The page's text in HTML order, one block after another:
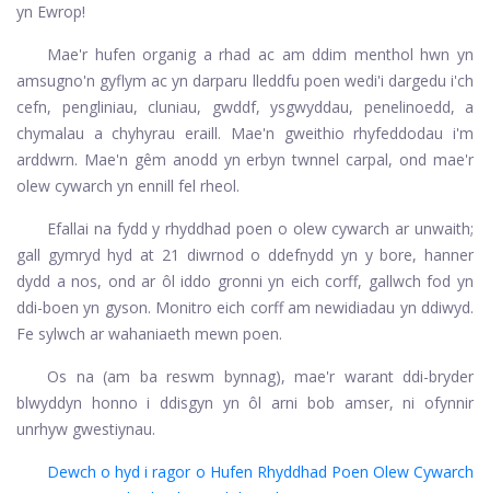
yn Ewrop!
Mae'r hufen organig a rhad ac am ddim menthol hwn yn
amsugno'n gyflym ac yn darparu lleddfu poen wedi'i dargedu i'ch
cefn, pengliniau, cluniau, gwddf, ysgwyddau, penelinoedd, a
chymalau a chyhyrau eraill. Mae'n gweithio rhyfeddodau i'm
arddwrn. Mae'n gêm anodd yn erbyn twnnel carpal, ond mae'r
olew cywarch yn ennill fel rheol.
Efallai na fydd y rhyddhad poen o olew cywarch ar unwaith;
gall gymryd hyd at 21 diwrnod o ddefnydd yn y bore, hanner
dydd a nos, ond ar ôl iddo gronni yn eich corff, gallwch fod yn
ddi-boen yn gyson. Monitro eich corff am newidiadau yn ddiwyd.
Fe sylwch ar wahaniaeth mewn poen.
Os na (am ba reswm bynnag), mae'r warant ddi-bryder
blwyddyn honno i ddisgyn yn ôl arni bob amser, ni ofynnir
unrhyw gwestiynau.
Dewch o hyd i ragor o Hufen Rhyddhad Poen Olew Cywarch